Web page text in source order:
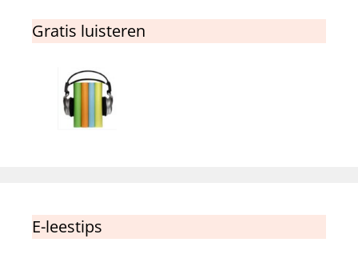
Gratis luisteren
E-leestips